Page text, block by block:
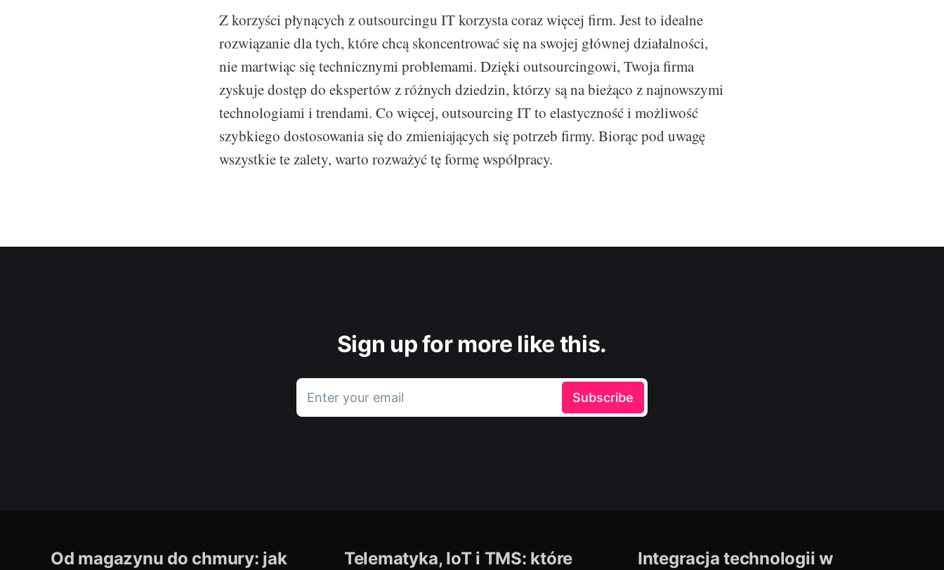
Z korzyści płynących z outsourcingu IT korzysta coraz więcej firm. Jest to idealne
rozwiązanie dla tych, które chcą skoncentrować się na swojej głównej działalności,
nie martwiąc się technicznymi problemami. Dzięki outsourcingowi, Twoja firma
zyskuje dostęp do ekspertów z różnych dziedzin, którzy są na bieżąco z najnowszymi
technologiami i trendami. Co więcej, outsourcing IT to elastyczność i możliwość
szybkiego dostosowania się do zmieniających się potrzeb firmy. Biorąc pod uwagę
wszystkie te zalety, warto rozważyć tę formę współpracy.
Sign up for more like this.
Enter your email Subscribe
Od magazynu do chmury: jak
Telematyka, IoT i TMS: które
Integracja technologii w